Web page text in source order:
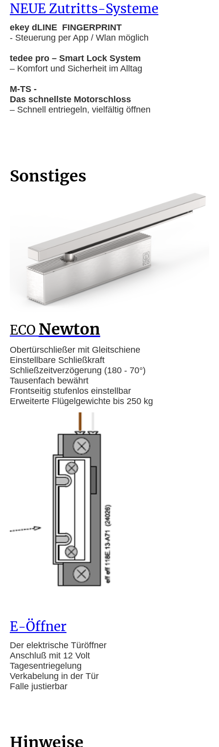
NEUE Zutritts-Systeme
ekey dLINE FINGERPRINT
- Steuerung per App / Wlan möglich
tedee pro – Smart Lock System
– Komfort und Sicherheit im Alltag
M-TS -
Das schnellste Motorschloss
– Schnell entriegeln, vielfältig öffnen
Sonstiges
ECO Newton
Obertürschließer mit Gleitschiene
Einstellbare Schließkraft
Schließzeitverzögerung (180 - 70°)
Tausenfach bewährt
Frontseitig stufenlos einstellbar
Erweiterte Flügelgewichte bis 250 kg
E-Öffner
Der elektrische Türöffner
Anschluß mit 12 Volt
Tagesentriegelung
Verkabelung in der Tür
Falle justierbar
Hinweise